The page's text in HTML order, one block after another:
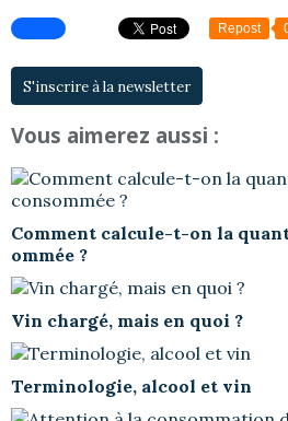
Repost
S'inscrire à la newsletter
Vous aimerez aussi :
Comment calcule-t-on la
ommée ?
Vin chargé, mais en quoi ?
Terminologie, alcool et vin